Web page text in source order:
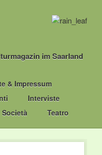
im Saarland
& Impressum
Interviste
Società Teatro